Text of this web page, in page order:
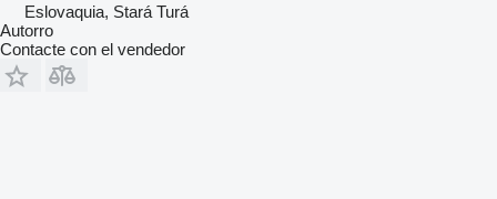
Eslovaquia, Stará Turá
Autorro
Contacte con el vendedor